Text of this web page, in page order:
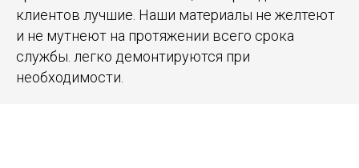
клиентов лучшие. Наши материалы не желтеют
и не мутнеют на протяжении всего срока
службы. легко демонтируются при
необходимости.